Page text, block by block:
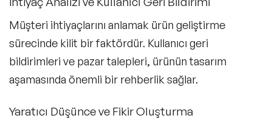
Müşteri ihtiyaçlarını anlamak ürün geliştirme
sürecinde kilit bir faktördür. Kullanıcı geri
bildirimleri ve pazar talepleri, ürünün tasarım
aşamasında önemli bir rehberlik sağlar.
Yaratıcı Düşünce ve Fikir Oluşturma